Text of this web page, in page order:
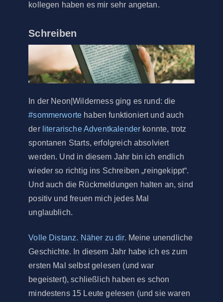
kollegen haben es mir sehr angetan.
Schreiben
In der Neon|Wilderness ging es rund: die
#sommerworte haben funktioniert und auch
der literarische Adventkalender konnte, trotz
spontanen Starts, erfolgreich absolviert
werden. Und in diesem Jahr bin ich endlich
wieder so richtig ins Schreiben „reingekippt“.
Und auch die Rückmeldungen halten an, sind
positiv und freuen mich jedes Mal
unglaublich.
Volle Distanz. Näher zu dir. Meine unendliche
Geschichte. In diesem Jahr habe ich es zum
ersten Mal selbst gelesen (und war
begeistert), schließlich haben es schon
mindestens 15 Leute gelesen (und sie waren